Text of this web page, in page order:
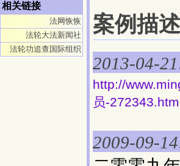
相关链接
法网恢恢
法轮大法新闻社
法轮功追查国际组织
案例描
2013-04-
http://
员-
2009-09-